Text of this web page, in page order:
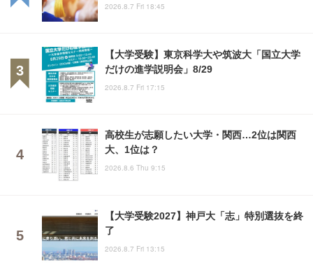
2026.8.7 Fri 18:45
【大学受験】東京科学大や筑波大「国立大学
だけの進学説明会」8/29
2026.8.7 Fri 17:15
高校生が志願したい大学・関西…2位は関西
大、1位は？
2026.8.6 Thu 9:15
【大学受験2027】神戸大「志」特別選抜を終
了
2026.8.7 Fri 13:15